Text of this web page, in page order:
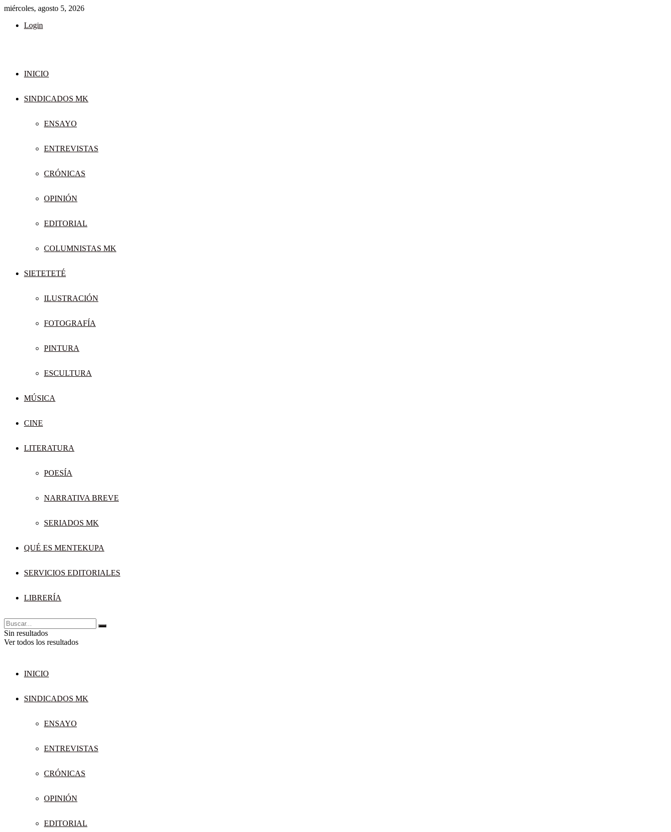
miércoles, agosto 5, 2026
Login
INICIO
SINDICADOS MK
ENSAYO
ENTREVISTAS
CRÓNICAS
OPINIÓN
EDITORIAL
COLUMNISTAS MK
SIETETETÉ
ILUSTRACIÓN
FOTOGRAFÍA
PINTURA
ESCULTURA
MÚSICA
CINE
LITERATURA
POESÍA
NARRATIVA BREVE
SERIADOS MK
QUÉ ES MENTEKUPA
SERVICIOS EDITORIALES
LIBRERÍA
Sin resultados
Ver todos los resultados
INICIO
SINDICADOS MK
ENSAYO
ENTREVISTAS
CRÓNICAS
OPINIÓN
EDITORIAL